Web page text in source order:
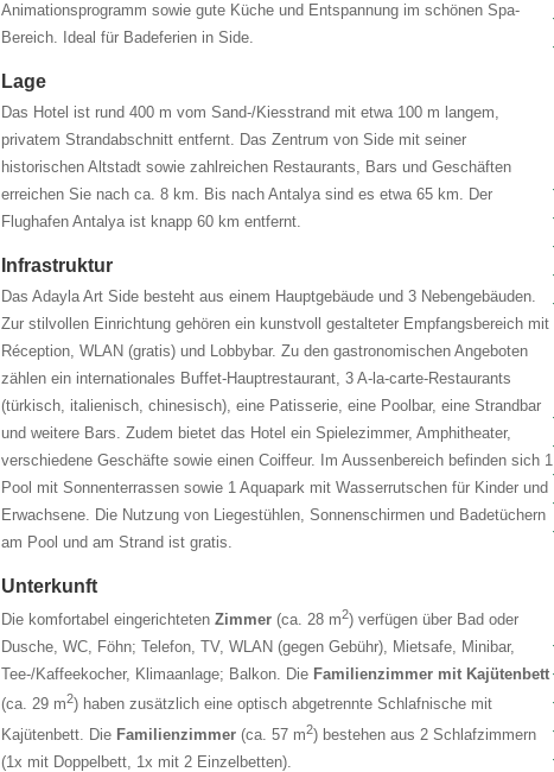
Animationsprogramm sowie gute Küche und Entspannung im schönen Spa-
Bereich. Ideal für Badeferien in Side.
Lage
Das Hotel ist rund 400 m vom Sand-/Kiesstrand mit etwa 100 m langem,
privatem Strandabschnitt entfernt. Das Zentrum von Side mit seiner
historischen Altstadt sowie zahlreichen Restaurants, Bars und Geschäften
erreichen Sie nach ca. 8 km. Bis nach Antalya sind es etwa 65 km. Der
Flughafen Antalya ist knapp 60 km entfernt.
Infrastruktur
Das Adayla Art Side besteht aus einem Hauptgebäude und 3 Nebengebäuden.
Zur stilvollen Einrichtung gehören ein kunstvoll gestalteter Empfangsbereich mit
Réception, WLAN (gratis) und Lobbybar. Zu den gastronomischen Angeboten
zählen ein internationales Buffet-Hauptrestaurant, 3 A-la-carte-Restaurants
(türkisch, italienisch, chinesisch), eine Patisserie, eine Poolbar, eine Strandbar
und weitere Bars. Zudem bietet das Hotel ein Spielezimmer, Amphitheater,
verschiedene Geschäfte sowie einen Coiffeur. Im Aussenbereich befinden sich 1
Pool mit Sonnenterrassen sowie 1 Aquapark mit Wasserrutschen für Kinder und
Erwachsene. Die Nutzung von Liegestühlen, Sonnenschirmen und Badetüchern
am Pool und am Strand ist gratis.
Unterkunft
Die komfortabel eingerichteten Zimmer (ca. 28 m2) verfügen über Bad oder
Dusche, WC, Föhn; Telefon, TV, WLAN (gegen Gebühr), Mietsafe, Minibar,
Tee-/Kaffeekocher, Klimaanlage; Balkon. Die Familienzimmer mit Kajütenbett
(ca. 29 m2) haben zusätzlich eine optisch abgetrennte Schlafnische mit
Kajütenbett. Die Familienzimmer (ca. 57 m2) bestehen aus 2 Schlafzimmern
(1x mit Doppelbett, 1x mit 2 Einzelbetten).